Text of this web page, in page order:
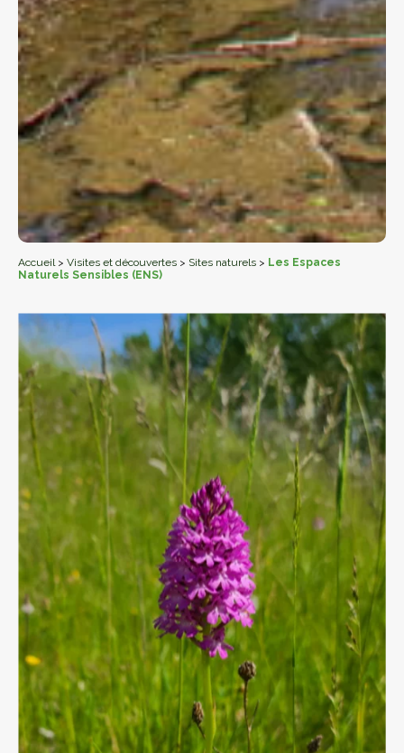
Accueil> Visites et découvertes > Sites naturels > Les Espaces
Naturels Sensibles (ENS)